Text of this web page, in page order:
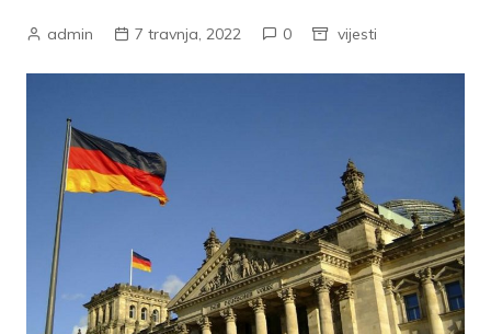
admin 7 travnja, 2022 0 vijesti